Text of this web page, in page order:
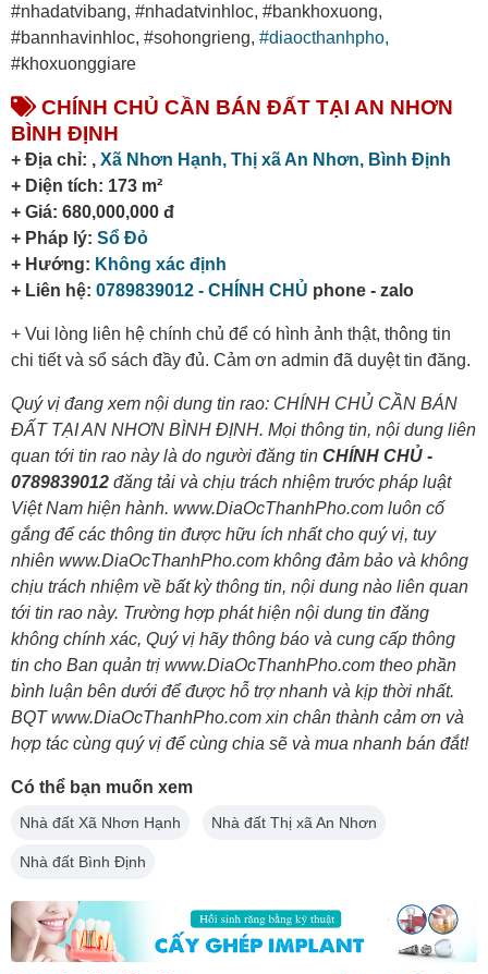
#nhadatvibang, #nhadatvinhloc, #bankhoxuong,
#bannhavinhloc, #sohongrieng, #diaocthanhpho,
#khoxuonggiare
CHÍNH CHỦ CẦN BÁN ĐẤT TẠI AN NHƠN
BÌNH ĐỊNH
+ Địa chỉ: , Xã Nhơn Hạnh, Thị xã An Nhơn, Bình Định
+ Diện tích: 173 m²
+ Giá: 680,000,000 đ
+ Pháp lý: Sổ Đỏ
+ Hướng: Không xác định
+ Liên hệ: 0789839012 - CHÍNH CHỦ phone - zalo
+ Vui lòng liên hệ chính chủ để có hình ảnh thật, thông tin
chi tiết và sổ sách đầy đủ. Cảm ơn admin đã duyệt tin đăng.
Quý vị đang xem nội dung tin rao: CHÍNH CHỦ CẦN BÁN
ĐẤT TẠI AN NHƠN BÌNH ĐỊNH. Mọi thông tin, nội dung liên
quan tới tin rao này là do người đăng tin CHÍNH CHỦ -
0789839012 đăng tải và chịu trách nhiệm trước pháp luật
Việt Nam hiện hành. www.DiaOcThanhPho.com luôn cố
gắng để các thông tin được hữu ích nhất cho quý vị, tuy
nhiên www.DiaOcThanhPho.com không đảm bảo và không
chịu trách nhiệm về bất kỳ thông tin, nội dung nào liên quan
tới tin rao này. Trường hợp phát hiện nội dung tin đăng
không chính xác, Quý vị hãy thông báo và cung cấp thông
tin cho Ban quản trị www.DiaOcThanhPho.com theo phần
bình luận bên dưới để được hỗ trợ nhanh và kịp thời nhất.
BQT www.DiaOcThanhPho.com xin chân thành cảm ơn và
hợp tác cùng quý vị để cùng chia sẽ và mua nhanh bán đắt!
Có thể bạn muốn xem
Nhà đất Xã Nhơn Hạnh Nhà đất Thị xã An Nhơn
Nhà đất Bình Định